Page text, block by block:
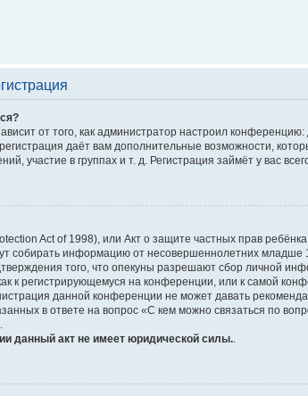
от того, как администратор настроил
даёт вам дополнительные возможности,
участие в группах и т. д. Регистрация займёт у вас
Act of 1998), или Акт о защите частных прав
собирать информацию от несовершеннолетних младше
того, что опекуны разрешают сбор личной
к регистрирующемуся на конференции, или к самой
данной конференции не может давать
в ответе на вопрос «С кем можно связаться по
данный акт не имеет юридической силы..